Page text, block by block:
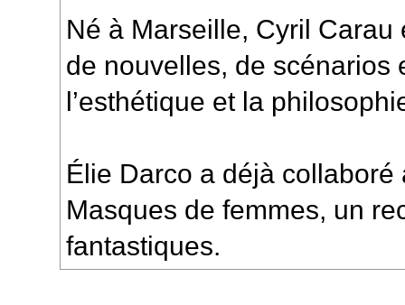
Né à Marseille, Cyril
de nouvelles, de scénarios
l’esthétique et la
Élie Darco a déjà
Masques de femmes, un
fantastiques.